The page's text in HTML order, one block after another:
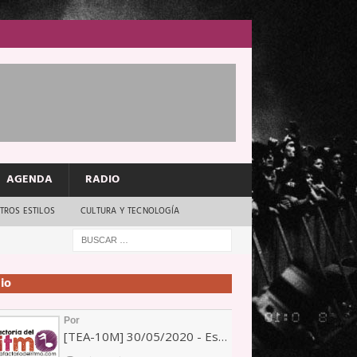
AGENDA RADIO
ESTILOS CULTURA Y TECNOLOGÍA